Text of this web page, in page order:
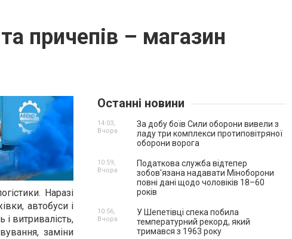
причепів – магазин
Наразі
автобуси і
витривалість,
заміни
Останні новини
За добу боїв Сили оборони вивели з
ладу три комплекси протиповітряної
оборони ворога
14:03,
Вчора
Податкова служба відтепер
зобов'язана надавати Міноборони
повні дані щодо чоловіків 18–60
років
10:59,
Вчора
У Шепетівці спека побила
температурний рекорд, який
тримався з 1963 року
10:56,
Вчора